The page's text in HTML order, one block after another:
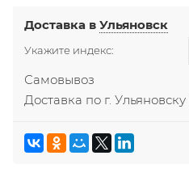
Доставка вУльяновск
Укажите индекс:
Самовывоз
Доставка по г. Ульяновску